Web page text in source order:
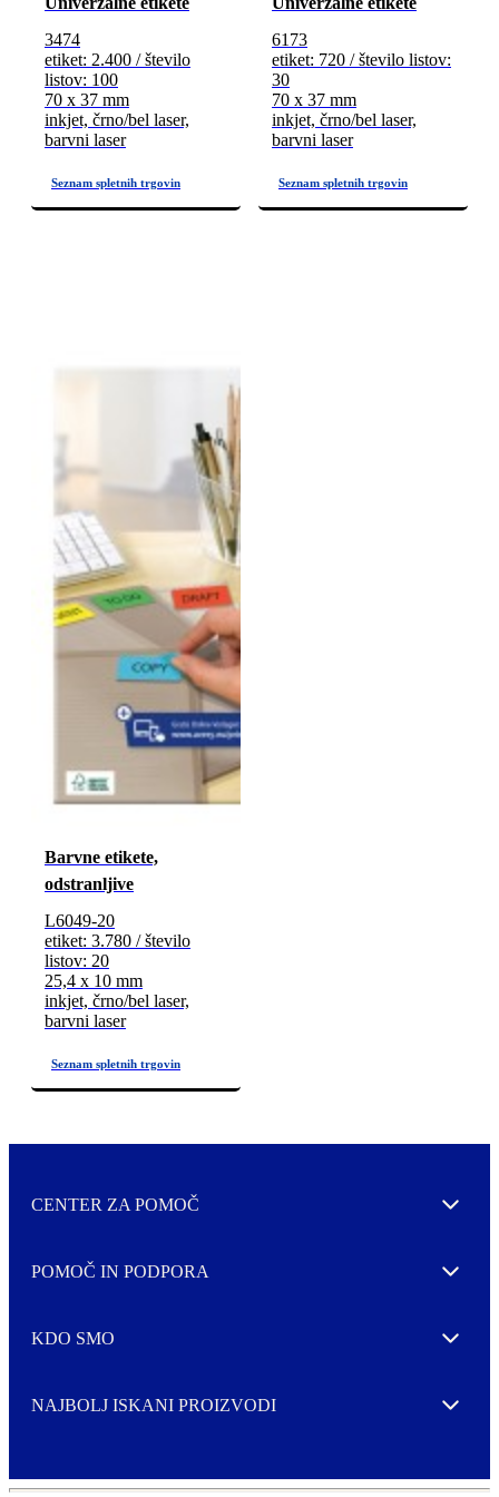
3474
etiket: 2.400 / število
listov: 100
70 x 37 mm
inkjet, črno/bel laser,
barvni laser
6173
etiket: 720 / število listov:
30
70 x 37 mm
inkjet, črno/bel laser,
barvni laser
Barvne etikete,
odstranljive
L6049-20
etiket: 3.780 / število
listov: 20
25,4 x 10 mm
inkjet, črno/bel laser,
barvni laser
CENTER ZA POMOČ Expand
POMOČ IN PODPORA Expand
KDO SMO Expand
NAJBOLJ ISKANI PROIZVODI Expand